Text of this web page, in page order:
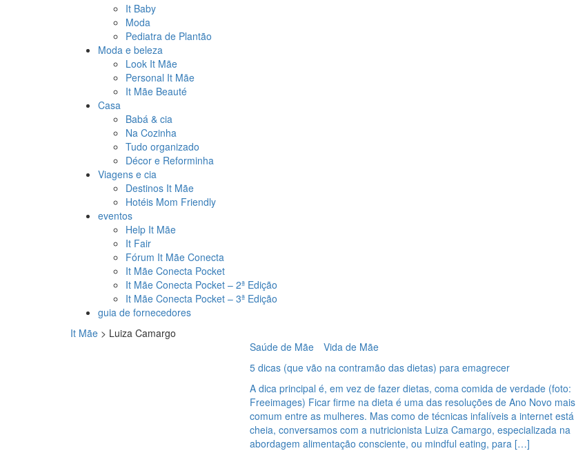
It Baby
Moda
Pediatra de Plantão
Moda e beleza
Look It Mãe
Personal It Mãe
It Mãe Beauté
Casa
Babá & cia
Na Cozinha
Tudo organizado
Décor e Reforminha
Viagens e cia
Destinos It Mãe
Hotéis Mom Friendly
eventos
Help It Mãe
It Fair
Fórum It Mãe Conecta
It Mãe Conecta Pocket
It Mãe Conecta Pocket – 2ª Edição
It Mãe Conecta Pocket – 3ª Edição
guia de fornecedores
It Mãe > Luiza Camargo
Saúde de Mãe
Vida de Mãe
5 dicas (que vão na contramão das dietas) para emagrecer
A dica principal é, em vez de fazer dietas, coma comida de verdade (foto:
Freeimages) Ficar firme na dieta é uma das resoluções de Ano Novo mais
comum entre as mulheres. Mas como de técnicas infalíveis a internet está
cheia, conversamos com a nutricionista Luiza Camargo, especializada na
abordagem alimentação consciente, ou mindful eating, para […]